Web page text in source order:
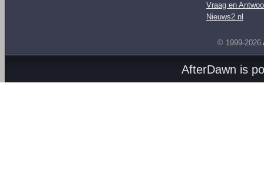
Vraag en
Nieuws2.nl
© 1999-2026
AfterDawn is